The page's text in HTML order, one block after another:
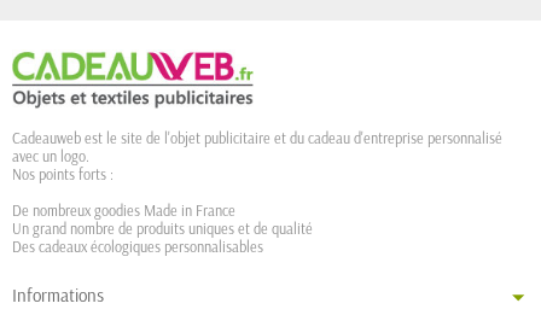
Cadeauweb est le site de l'objet publicitaire et du cadeau d'entreprise personnalisé
avec un logo.
Nos points forts :
De nombreux goodies Made in France
Un grand nombre de produits uniques et de qualité
Des cadeaux écologiques personnalisables
Informations